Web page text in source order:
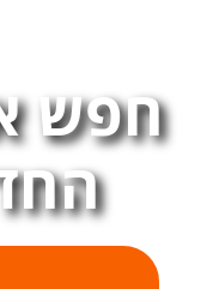
חפש